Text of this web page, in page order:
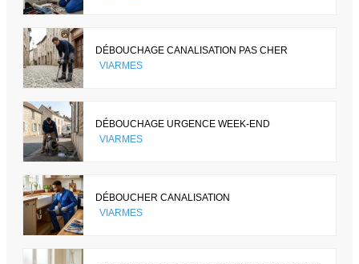
DÉBOUCHAGE CANALISATION PAS CHER
VIARMES
DÉBOUCHAGE URGENCE WEEK-END
VIARMES
DÉBOUCHER CANALISATION
VIARMES